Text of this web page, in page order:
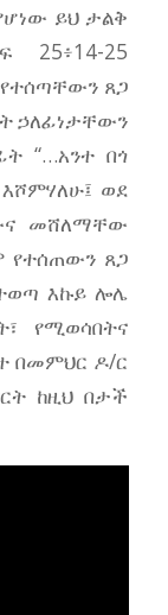
ይህ ታልቅ
25
ጸጋ
ኃለፊነታቸውን
“…አንተ በጎ
ወደ
መሸለማቸው
የተሰጠውን ጸጋ
እኩይ ሎሌ
የሚወሳበትና
በመምህር ዶ/ር
ከዚህ በታች